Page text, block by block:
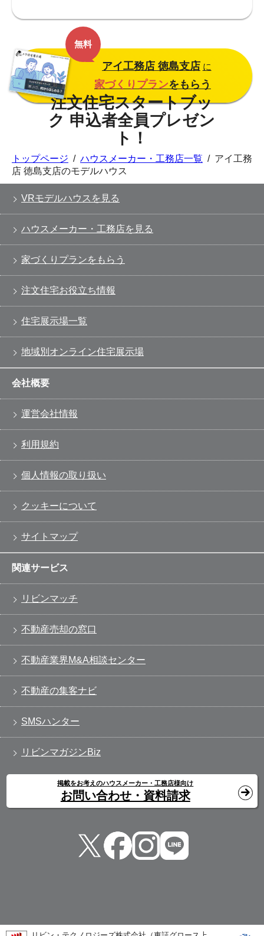
無料
アイ工務店 徳島支店 に
家づくりプランをもらう
トップページ / ハウスメーカー・工務店一覧 / アイ工務
店 徳島支店のモデルハウス
VRモデルハウスを見る
ハウスメーカー・工務店を見る
家づくりプランをもらう
注文住宅お役立ち情報
住宅展示場一覧
地域別オンライン住宅展示場
会社概要
運営会社情報
利用規約
個人情報の取り扱い
クッキーについて
サイトマップ
関連サービス
リビンマッチ
不動産売却の窓口
不動産業界M&A相談センター
不動産の集客ナビ
SMSハンター
リビンマガジンBiz
掲載をお考えのハウスメーカー・工務店様向け
お問い合わせ・資料請求